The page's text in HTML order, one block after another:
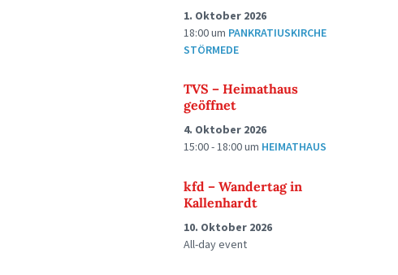
1. Oktober 2026
18:00um PANKRATIUSKIRCHE
STÖRMEDE
TVS – Heimathaus
geöffnet
4. Oktober 2026
15:00 - 18:00um HEIMATHAUS
kfd – Wandertag in
Kallenhardt
10. Oktober 2026
All-day event